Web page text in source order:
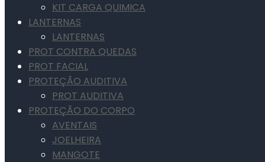
KIT CARGA QUIMICA
LANTERNAS
LANTERNAS
PROT CONTRA QUEDAS
PROT FACIAL
PROTEÇÃO AUDITIVA
PROT AUDITIVA
PROTEÇÃO DO CORPO
AVENTAIS
JOELHEIRA
MANGOTE